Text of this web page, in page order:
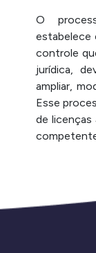
O
estabelece
controle
jurídica,
ampliar,
Esse
de licenças